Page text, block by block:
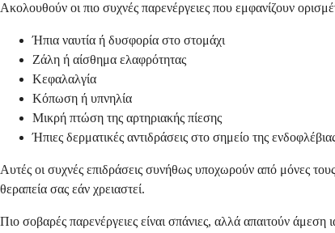
Ακολουθούν οι πιο συχνές παρενέργειες που εμφανίζουν
Ήπια ναυτία ή δυσφορία στο στομάχι
Ζάλη ή αίσθημα ελαφρότητας
Κεφαλαλγία
Κόπωση ή υπνηλία
Μικρή πτώση της αρτηριακής πίεσης
Ήπιες δερματικές αντιδράσεις στο σημείο της
Αυτές οι συχνές επιδράσεις συνήθως υποχωρούν από μόνες
θεραπεία σας εάν χρειαστεί.
Πιο σοβαρές παρενέργειες είναι σπάνιες, αλλά απαιτούν άμεση